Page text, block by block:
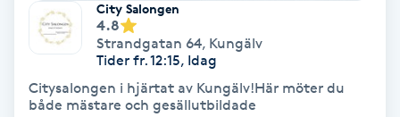
Fotmassage
City Salongen
4.8
Strandgatan 64, Kungälv
Tider fr. 12:15, Idag
Citysalongen i hjärtat av Kungälv!Här möter du
både mästare och gesällutbildade